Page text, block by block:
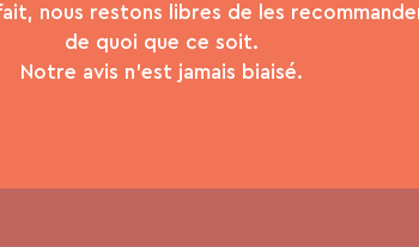
nous restons libres de les
de quoi que ce soit.
Notre avis n’est jamais biaisé.